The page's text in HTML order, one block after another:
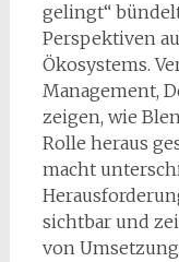
gelingt“
Perspektiven
Ökosystems.
Management,
zeigen, wie
Rolle heraus
macht
sichtbar und
von